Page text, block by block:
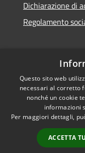
Dichiarazione di
Regolamento
RSS
Accessibilità
Cookie
Mappa del sito
WebMail
Questo sito web
necessari al corretto
nonché un cookie
informazioni
Per maggiori dettagli,
ACCETTA